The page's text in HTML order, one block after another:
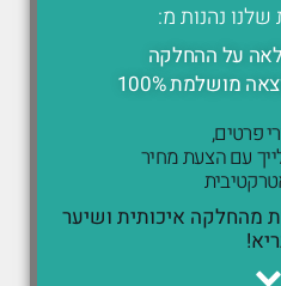
נהנות מ:
על ההחלקה
מושלמת 100%
פרטים,
עם הצעת מחיר
מהחלקה איכותית ושיער